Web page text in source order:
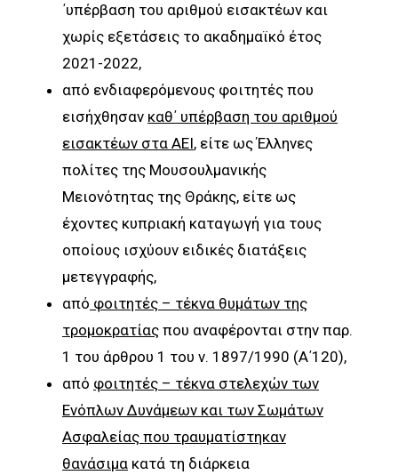
΄υπέρβαση του αριθμού εισακτέων και
χωρίς εξετάσεις το ακαδημαϊκό έτος
2021-2022,
από ενδιαφερόμενους φοιτητές που
εισήχθησαν καθ΄ υπέρβαση του αριθμού
εισακτέων στα ΑΕΙ, είτε ως Έλληνες
πολίτες της Μουσουλμανικής
Μειονότητας της Θράκης, είτε ως
έχοντες κυπριακή καταγωγή για τους
οποίους ισχύουν ειδικές διατάξεις
μετεγγραφής,
από φοιτητές – τέκνα θυμάτων της
τρομοκρατίας που αναφέρονται στην παρ.
1 του άρθρου 1 του ν. 1897/1990 (Α΄120),
από φοιτητές – τέκνα στελεχών των
Ενόπλων Δυνάμεων και των Σωμάτων
Ασφαλείας που τραυματίστηκαν
θανάσιμα κατά τη διάρκεια